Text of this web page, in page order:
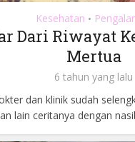
Kesehatan •
Dari Riwayat
Mertua
6 tahun yang lalu
dan klinik sudah
lain ceritanya dengan